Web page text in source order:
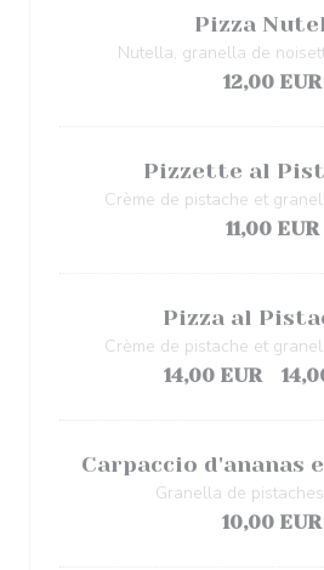
Pizza
Nutella, granella de
12,00 EUR
Pizzette al
Crème de pistache et
11,00 EUR
Pizza al
Crème de pistache et
14,00 EUR
Carpaccio d'ananas
Granella de
10,00 EUR